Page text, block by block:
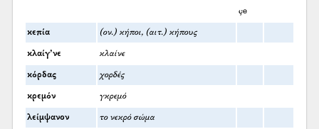
çe
κεπία (ον.) κήποι, (αιτ.) κήπους
κλαίγ’νε κλαίνε
κόρδας χορδές
κρεμόν γκρεμό
λείμψανον το νεκρό σώμα